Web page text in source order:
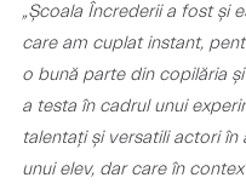
„Școala Încrederii a fost și
care am cuplat instant,
o bună parte din copilăria
a testa în cadrul unui
talentați și versatili actori în
unui elev, dar care în